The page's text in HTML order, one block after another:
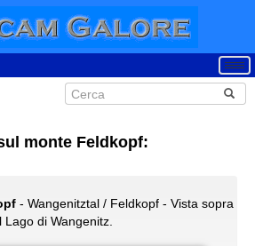
monte Feldkopf:
- Wangenitztal / Feldkopf - Vista sopra
Lago di Wangenitz.